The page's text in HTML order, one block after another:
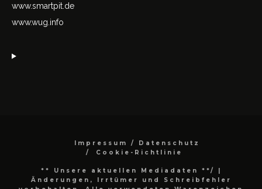
www.smartpit.de
www.wug.info
Impressum / Datenschutz
Cookie-Richtlinie
** Unsere aktuellen Mediadaten **/
|
Änderungen, Irrtümer und Schreibfehler